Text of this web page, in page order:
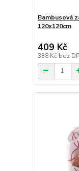
Bambusová
120x120cm
409 Kč
338 Kč bez